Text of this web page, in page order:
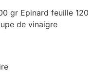
gr Epinard feuille 120
de vinaigre